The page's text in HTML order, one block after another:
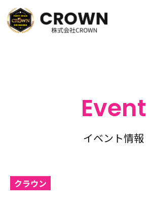
Event
イベント情報
クラウン